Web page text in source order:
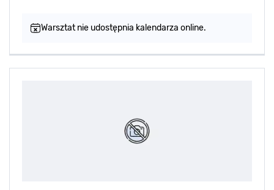
Warsztat nie udostępnia kalendarza online.